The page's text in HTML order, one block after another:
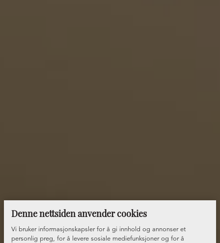
Denne nettsiden anvender cookies
Vi bruker informasjonskapsler for å gi innhold og annonser et
personlig preg, for å levere sosiale mediefunksjoner og for å